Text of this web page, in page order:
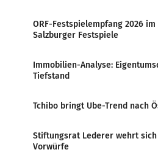
ORF-Festspielempfang 2026
Salzburger Festspiele
Immobilien-Analyse:
Tiefstand
Tchibo bringt Ube-Trend nach
Stiftungsrat Lederer wehrt sich
Vorwürfe